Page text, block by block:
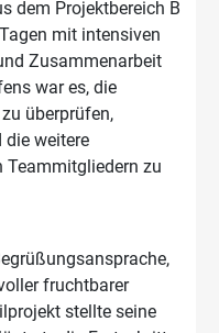
dem Projektbereich B
mit intensiven
Zusammenarbeit
war es, die
überprüfen,
die weitere
Teammitgliedern zu
fruchtbarer
stellte seine